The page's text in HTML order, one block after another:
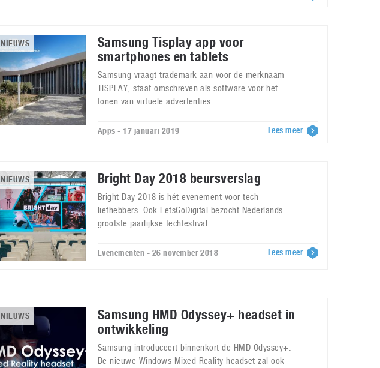
NIEUWS
Samsung Tisplay app voor
smartphones en tablets
Samsung vraagt trademark aan voor de merknaam
TISPLAY, staat omschreven als software voor het
tonen van virtuele advertenties.
Apps - 17 januari 2019 Lees meer
NIEUWS Bright Day 2018 beursverslag
Bright Day 2018 is hét evenement voor tech
liefhebbers. Ook LetsGoDigital bezocht Nederlands
grootste jaarlijkse techfestival.
Evenementen - 26 november 2018 Lees meer
NIEUWS
Samsung HMD Odyssey+ headset in
ontwikkeling
Samsung introduceert binnenkort de HMD Odyssey+.
De nieuwe Windows Mixed Reality headset zal ook